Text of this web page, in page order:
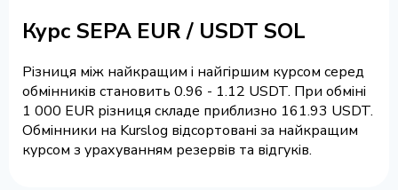
Курс SEPA EUR / USDT SOL
Різниця між найкращим і найгіршим курсом серед
обмінників становить 0.96 - 1.12 USDT. При обміні
1 000 EUR різниця складе приблизно 161.93 USDT.
Обмінники на Kurslog відсортовані за найкращим
курсом з урахуванням резервів та відгуків.